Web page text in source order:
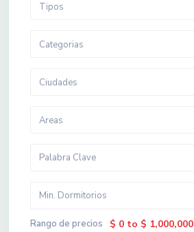
Tipos
Categorias
Ciudades
Areas
Rango de precios $ 0 to $ 1,000,000